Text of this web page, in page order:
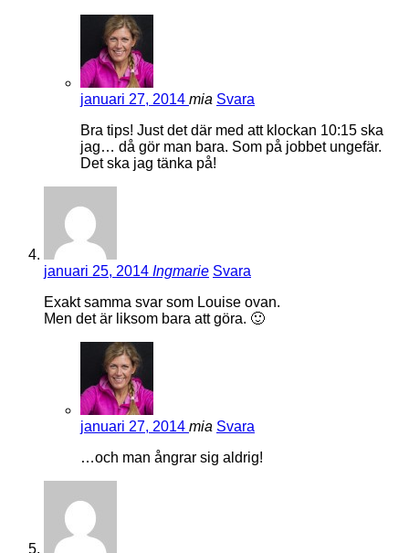
januari 27, 2014 mia Svara
Bra tips! Just det där med att klockan 10:15 ska
jag… då gör man bara. Som på jobbet ungefär.
Det ska jag tänka på!
januari 25, 2014 Ingmarie Svara
Exakt samma svar som Louise ovan.
Men det är liksom bara att göra. 🙂
januari 27, 2014 mia Svara
…och man ångrar sig aldrig!